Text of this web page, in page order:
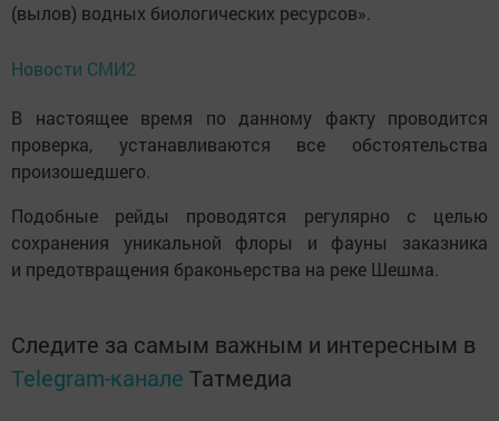
(вылов) водных биологических ресурсов».
Новости СМИ2
В настоящее время по данному факту проводится
проверка, устанавливаются все обстоятельства
произошедшего.
Подобные рейды проводятся регулярно с целью
сохранения уникальной флоры и фауны заказника
и предотвращения браконьерства на реке Шешма.
Следите за самым важным и интересным в
Telegram-канале Татмедиа